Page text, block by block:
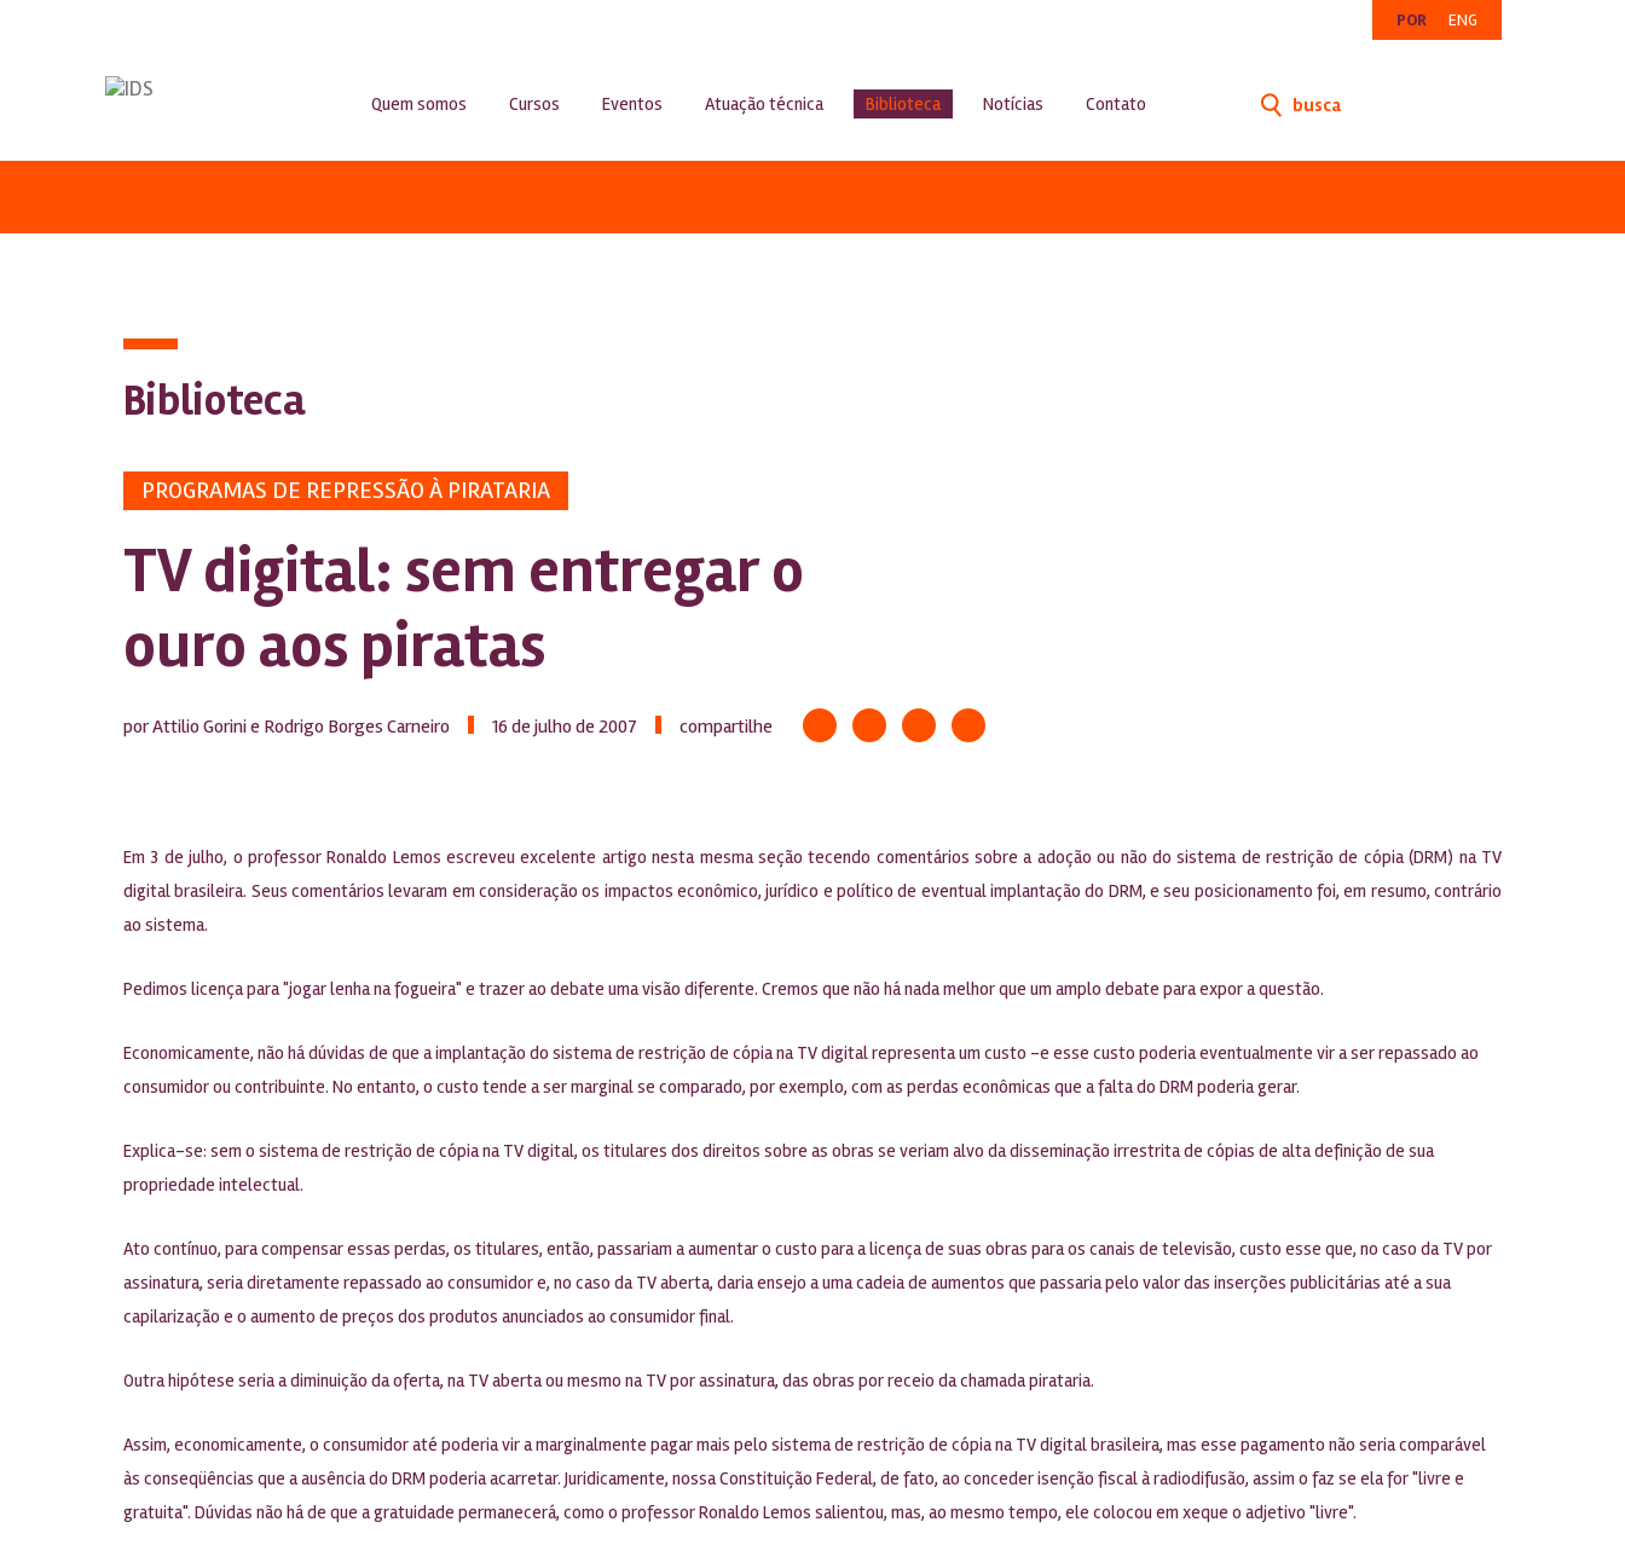
POR ENG
Quem somos Cursos Eventos Atuação técnica Biblioteca Notícias Contato busca
Biblioteca
PROGRAMAS DE REPRESSÃO À PIRATARIA
TV digital: sem entregar o
ouro aos piratas
por Attilio Gorini e Rodrigo Borges Carneiro 16 de julho de 2007 compartilhe
Em 3 de julho, o professor Ronaldo Lemos escreveu excelente artigo nesta mesma seção tecendo comentários sobre a adoção ou não do sistema de restrição de cópia (DRM) na TV
digital brasileira. Seus comentários levaram em consideração os impactos econômico, jurídico e político de eventual implantação do DRM, e seu posicionamento foi, em resumo, contrário
ao sistema.
Pedimos licença para "jogar lenha na fogueira" e trazer ao debate uma visão diferente. Cremos que não há nada melhor que um amplo debate para expor a questão.
Economicamente, não há dúvidas de que a implantação do sistema de restrição de cópia na TV digital representa um custo -e esse custo poderia eventualmente vir a ser repassado ao
consumidor ou contribuinte. No entanto, o custo tende a ser marginal se comparado, por exemplo, com as perdas econômicas que a falta do DRM poderia gerar.
Explica-se: sem o sistema de restrição de cópia na TV digital, os titulares dos direitos sobre as obras se veriam alvo da disseminação irrestrita de cópias de alta definição de sua
propriedade intelectual.
Ato contínuo, para compensar essas perdas, os titulares, então, passariam a aumentar o custo para a licença de suas obras para os canais de televisão, custo esse que, no caso da TV por
assinatura, seria diretamente repassado ao consumidor e, no caso da TV aberta, daria ensejo a uma cadeia de aumentos que passaria pelo valor das inserções publicitárias até a sua
capilarização e o aumento de preços dos produtos anunciados ao consumidor final.
Outra hipótese seria a diminuição da oferta, na TV aberta ou mesmo na TV por assinatura, das obras por receio da chamada pirataria.
Assim, economicamente, o consumidor até poderia vir a marginalmente pagar mais pelo sistema de restrição de cópia na TV digital brasileira, mas esse pagamento não seria comparável
às conseqüências que a ausência do DRM poderia acarretar. Juridicamente, nossa Constituição Federal, de fato, ao conceder isenção fiscal à radiodifusão, assim o faz se ela for "livre e
gratuita". Dúvidas não há de que a gratuidade permanecerá, como o professor Ronaldo Lemos salientou, mas, ao mesmo tempo, ele colocou em xeque o adjetivo "livre".